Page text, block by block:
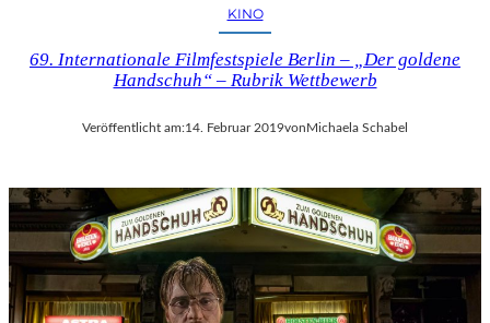
V
N
I
V
E
R
M
U
KINO
69. Internationale Filmfestspiele Berlin – „Der goldene
Handschuh“ – Rubrik Wettbewerb
Veröffentlicht am:14. Februar 2019von Michaela Schabel